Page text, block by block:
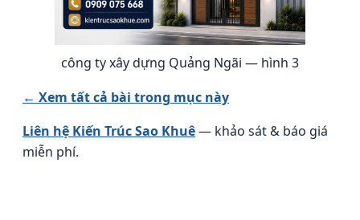
công ty xây dựng Quảng Ngãi — hình 3
← Xem tất cả bài trong mục này
Liên hệ Kiến Trúc Sao Khuê— khảo sát & báo giá
miễn phí.